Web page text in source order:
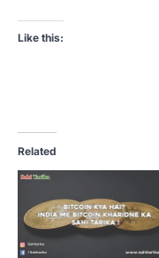
Like this:
Related